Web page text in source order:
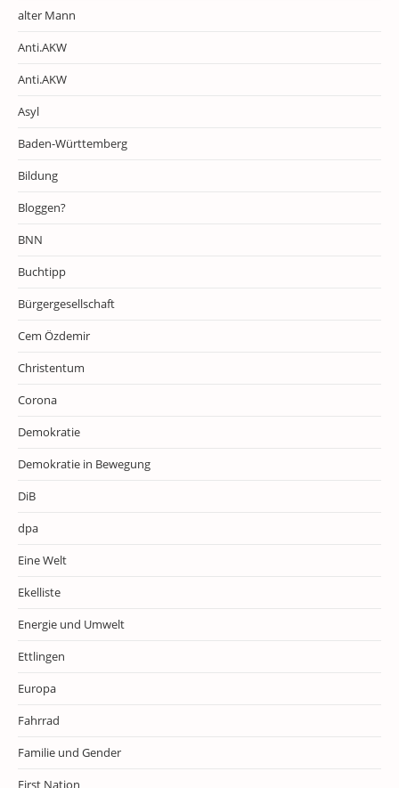
alter Mann
Anti.AKW
Anti.AKW
Asyl
Baden-Württemberg
Bildung
Bloggen?
BNN
Buchtipp
Bürgergesellschaft
Cem Özdemir
Christentum
Corona
Demokratie
Demokratie in Bewegung
DiB
dpa
Eine Welt
Ekelliste
Energie und Umwelt
Ettlingen
Europa
Fahrrad
Familie und Gender
First Nation